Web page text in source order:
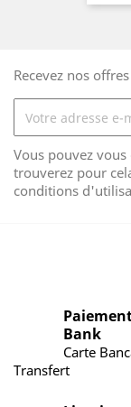
Recevez nos
Vous pouvez
trouverez pour
conditions
Bank
Carte
Transfert